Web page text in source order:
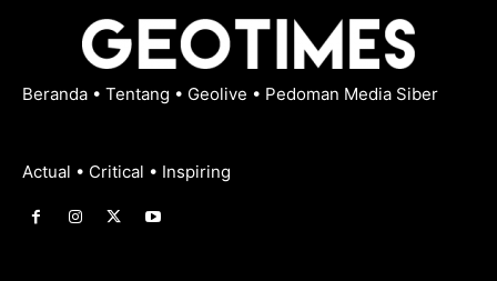
Beranda • Tentang • Geolive • Pedoman Media Siber
Actual • Critical • Inspiring